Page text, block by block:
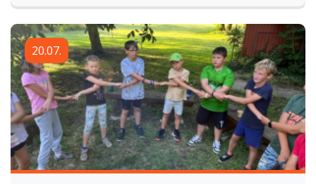
praví věštba: Až dvanáct měsíců uplyne, petlice za tebou
zapadne. Přihlašování od 1.1.2026 do 31.5.2026 Přihlášení
po uzavření přihlašování navýšení ceny o 15% z ceny
tábora a odsouhlasení s vedoucím tábora. Storno
podmínky: Vratka 95% při odhlášení do 31. května. Vratka
50% při odhlášení od 31. května do začátku tábora. Vratka
0% při odhlášení na začátku tábora.
20.07.